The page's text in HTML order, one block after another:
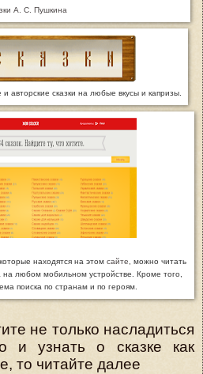
А. С. Пушкина
авторские сказки на любые вкусы и капризы.
находятся на этом сайте , можно читать
любом мобильном устройстве. Кроме того,
поиска по странам и по героям.
не только насладиться
и узнать о сказке как
то читайте далее